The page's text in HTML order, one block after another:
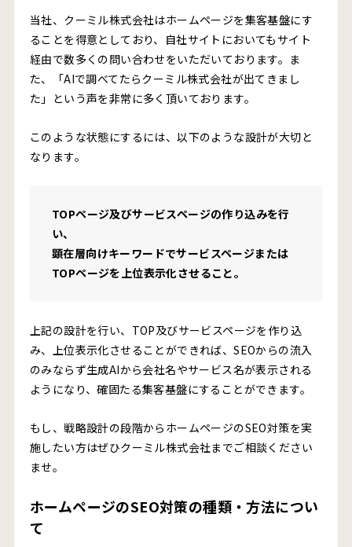
当社、クーミル株式会社はホームページを集客基盤にす
ることを得意としており、自社サイトにおいてもサイト
経由で数多くの問い合わせをいただいております。ま
た、「AIで調べてたらクーミル株式会社が出てきまし
た」という声を非常に多く頂いております。
このような状態にするには、以下のような設計が大切と
なります。
TOPページ及びサービスページの作り込みを行
い、
顕在層向けキーワードでサービスページまたは
TOPページを上位表示化させること。
上記の設計を行い、TOP及びサービスページを作り込
み、上位表示化させることができれば、SEOからの流入
のみならず生成AIから会社名やサービス名が表示される
ようになり、確固たる集客基盤にすることができます。
もし、戦略設計の段階からホームページのSEO対策を実
施したい方はぜひクーミル株式会社までご相談ください
ませ。
ホームページのSEO対策の種類・方法につい
て